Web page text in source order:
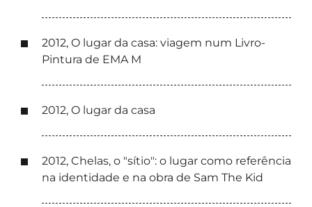
2012, O lugar da casa: viagem num Livro-
Pintura de EMA M
2012, O lugar da casa
2012, Chelas, o "sítio": o lugar como referência
na identidade e na obra de Sam The Kid